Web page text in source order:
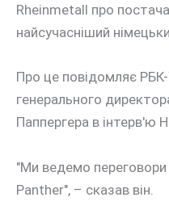
Rheinmetall про
найсучасніший
Про це повідомляє
генерального
Паппергера в інтерв'ю
"Ми ведемо
Panther", – сказав він.